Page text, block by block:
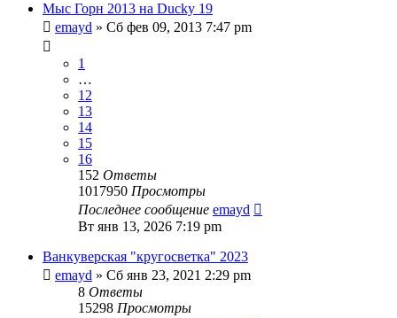
Мыс Горн 2013 на Ducky 19
emayd » Сб фев 09, 2013 7:47 pm
1
…
12
13
14
15
16
152 Ответы
1017950 Просмотры
Последнее сообщение emayd
Вт янв 13, 2026 7:19 pm
Ванкуверская "кругосветка" 2023
emayd » Сб янв 23, 2021 2:29 pm
8 Ответы
15298 Просмотры